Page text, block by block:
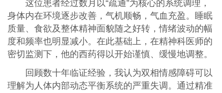
这位患者经过数月以“疏通”为核心的系统调理，
身体内在环境逐步改善，气机顺畅，气血充盈。睡眠
质量、食欲及整体精神面貌随之好转，情绪波动的幅
度和频率也明显减小。在此基础上，在精神科医师的
密切监测下，他的西药得以开始谨慎、缓慢地调整。
回顾数十年临证经验，我认为双相情感障碍可以
理解为人体内部动态平衡系统的严重失调。通过精准